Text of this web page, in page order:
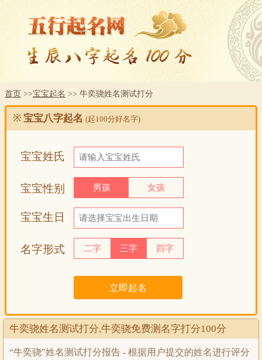
首页 >>宝宝起名 >> 牛奕骁姓名测试打分
※ 宝宝八字起名 (起100分好名字)
宝宝姓氏
宝宝性别 男孩 女孩
宝宝生日
名字形式 二字 三字 四字
牛奕骁姓名测试打分,牛奕骁免费测名字打分100分
“牛奕骁”姓名测试打分报告 - 根据用户提交的姓名进行评分